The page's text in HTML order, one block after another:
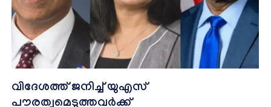
വിദേശത്ത് ജനിച്ച് യുഎസ്